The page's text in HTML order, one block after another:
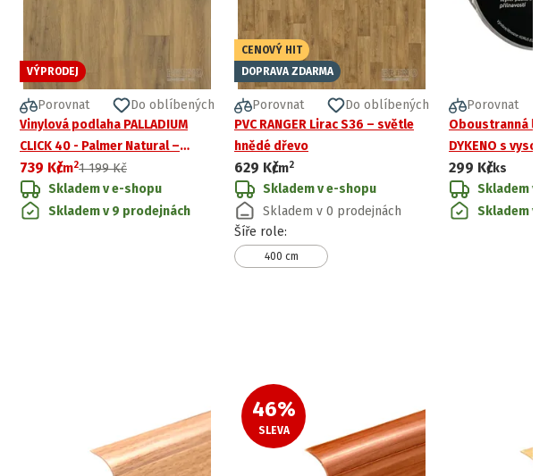
VÝPRODEJ
Porovnat
Do oblíbených
Vinylová podlaha PALLADIUM
CLICK 40 - Palmer Natural –
světle hnědé dřevo
739 Kč
/m21 199 Kč
Skladem v e-shopu
Skladem v 9 prodejnách
CENOVÝ HIT
DOPRAVA ZDARMA
Porovnat
Do oblíbených
PVC RANGER Lirac S36 – světle
hnědé dřevo
629 Kč
/m2
Skladem v e-shopu
Skladem v 0 prodejnách
Šíře role:
400 cm
Porovnat
Oboustranná
DYKENO s
299 Kč/ks
Skladem v
Skladem v
46%
SLEVA